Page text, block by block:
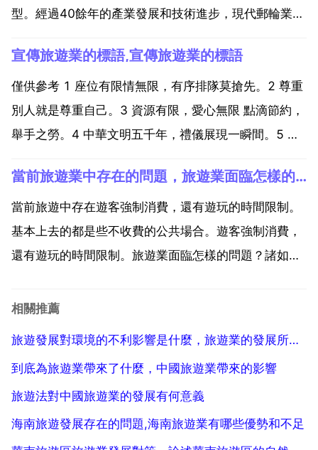
型。經過40餘年的產業發展和技術進步，現代郵輪業逐
的新型產業，屬於旅遊市場的高階產品。產業特徵。國
際郵輪產業具有兩個鮮明特點 一是能在一定程度上帶...
宣傳旅遊業的標語,宣傳旅遊業的標語
僅供參考 1 座位有限情無限，有序排隊莫搶先。2 尊重
別人就是尊重自己。3 資源有限，愛心無限 點滴節約，
舉手之勞。4 中華文明五千年，禮儀展現一瞬間。5 有
自然。7 遊遍天下山川，只留腳印一串。8 悠悠森林
情，寸寸防火心。9 用文明書寫中國人的形象...
當前旅遊業中存在的問題，旅遊業面臨怎樣的問題？
當前旅遊中存在遊客強制消費，還有遊玩的時間限制。
基本上去的都是些不收費的公共場合。遊客強制消費，
還有遊玩的時間限制。旅遊業面臨怎樣的問題？諸如生
實現旅遊業的可持續發展已成為乙個不容忽視的問題。
相關推薦
旅遊發展對環境的不利影響是什麼，旅遊業的發展所帶來的影響？
到底為旅遊業帶來了什麼，中國旅遊業帶來的影響
旅遊法對中國旅遊業的發展有何意義
海南旅遊發展存在的問題,海南旅遊業有哪些優勢和不足